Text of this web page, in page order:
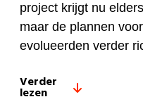
project krijgt nu
maar de plannen
evolueerden verder
Verder
lezen